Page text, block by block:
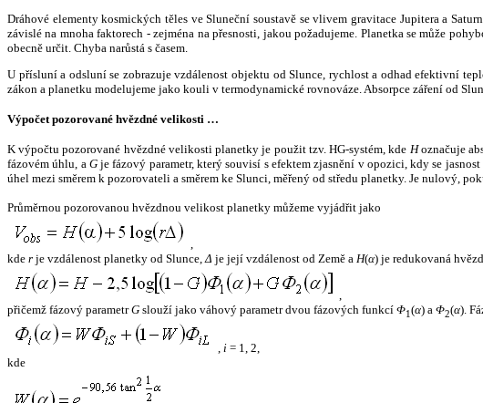
Dráhové elementy kosmických těles ve Sluneční soustavě se vlivem gravitace Jupitera a
závislé na mnoha faktorech - zejména na přesnosti, jakou požadujeme. Planetka se může
obecně určit. Chyba narůstá s časem.
U přísluní a odsluní se zobrazuje vzdálenost objektu od Slunce, rychlost a odhad efektivní
zákon a planetku modelujeme jako kouli v termodynamické rovnováze. Absorpce záření od
Výpočet pozorované hvězdné velikosti …
K výpočtu pozorované hvězdné velikosti planetky je použit tzv. HG-systém, kde Hoznačuje
fázovém úhlu, a Gje fázový parametr, který souvisí s efektem zjasnění v opozici, kdy se
úhel mezi směrem k pozorovateli a směrem ke Slunci, měřený od středu planetky. Je nulový,
Průměrnou pozorovanou hvězdnou velikost planetky můžeme vyjádřit jako
,
kde r je vzdálenost planetky od Slunce,Δ je její vzdálenost od Země a H(α) je redukovaná
,
přičemž fázový parametrG slouží jako váhový parametr dvou fázových funkcí Φ1(α) a Φ2(α).
, i = 1, 2,
kde